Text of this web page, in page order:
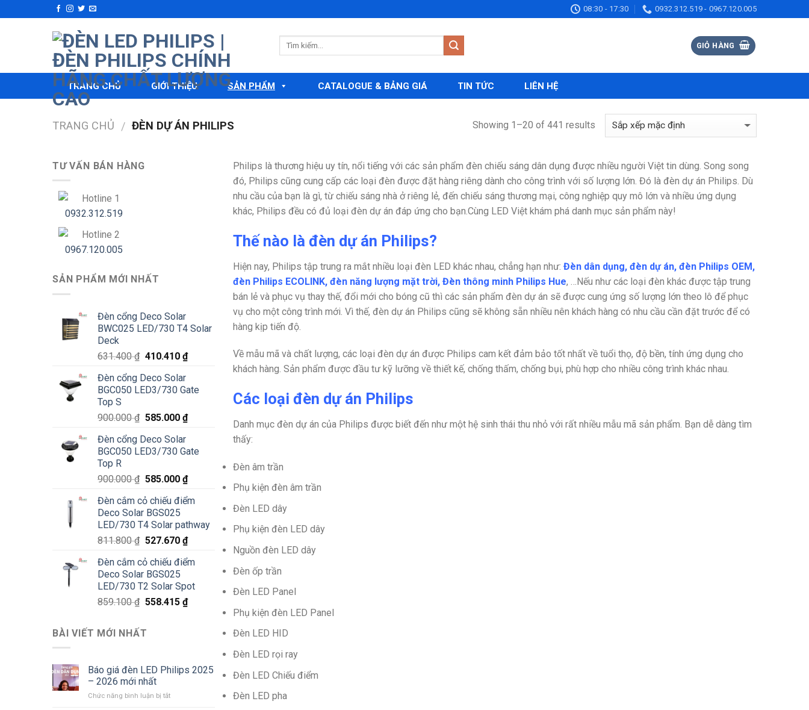
to
08:30 - 17:30 0932.312.519 - 0967.120.005
GIỎ HÀNG
TRANG CHỦ GIỚI THIỆU SẢN PHẨM CATALOGUE & BẢNG GIÁ TIN TỨC LIÊN HỆ
TRANG CHỦ / ĐÈN DỰ ÁN PHILIPS Showing 1–20 of 441 results
TƯ VẤN BÁN HÀNG
Hotline 1
0932.312.519
Hotline 2
0967.120.005
SẢN PHẨM MỚI NHẤT
Đèn cổng Deco Solar
BWC025 LED/730 T4 Solar
Deck
631.400₫ Giá
là:
631.400 ₫.
410.410 ₫Giá
là:
Đèn cổng Deco Solar
BGC050 LED3/730 Gate
Top S
900.000₫ Giá
là:
900.000 ₫.
585.000 ₫Giá
là:
585.000 ₫.
Đèn cổng Deco Solar
BGC050 LED3/730 Gate
Top R
900.000₫ Giá
là:
900.000 ₫.
585.000 ₫Giá
tại
585.000 ₫.
Đèn cắm cỏ chiếu điểm
Deco Solar BGS025
LED/730 T4 Solar pathway
811.800₫ Giá
là:
811.800 ₫.
527.670 ₫Giá
tại
527.670 ₫.
Đèn cắm cỏ chiếu điểm
Deco Solar BGS025
LED/730 T2 Solar Spot
859.100₫ Giá
859.100 ₫.
558.415 ₫Giá
558.415 ₫.
BÀI VIẾT MỚI NHẤT
Báo giá đèn LED Philips 2025
– 2026 mới nhất
Chức năng bình luận bị tắtở
Philips là thương hiệu uy tín, nổi tiếng với các sản phẩm đèn chiếu sáng dân dụng được nhiều người Việt tin dùng. Song song
đó, Philips cũng cung cấp các loại đèn được đặt hàng riêng dành cho công trình với số lượng lớn. Đó là đèn dự án Philips. Dù
nhu cầu của bạn là gì, từ chiếu sáng nhà ở riêng lẻ, đến chiếu sáng thương mại, công nghiệp quy mô lớn và nhiều ứng dụng
khác, Philips đều có đủ loại đèn dự án đáp ứng cho bạn.Cùng LED Việt khám phá danh mục sản phẩm này!
Thế nào là đèn dự án Philips?
Hiện nay, Philips tập trung ra mắt nhiều loại đèn LED khác nhau, chẳng hạn như: Đèn dân dụng, đèn dự án, đèn Philips OEM,
đèn Philips ECOLINK, đèn năng lượng mặt trời, Đèn thông minh Philips Hue, …Nếu như các loại đèn khác được tập trung
bán lẻ và phục vụ thay thế, đổi mới cho bóng cũ thì các sản phẩm đèn dự án sẽ được cung ứng số lượng lớn theo lô để phục
vụ cho một công trình mới. Vì thế, đèn dự án Philips cũng sẽ không sẵn nhiều nên khách hàng có nhu cầu cần đặt trước để có
hàng kịp tiến độ.
Về mẫu mã và chất lượng, các loại đèn dự án được Philips cam kết đảm bảo tốt nhất về tuổi thọ, độ bền, tính ứng dụng cho
khách hàng. Sản phẩm được đầu tư kỹ lưỡng về thiết kế, chống thấm, chống bụi, phù hợp cho nhiều công trình khác nhau.
Các loại đèn dự án Philips
Danh mục đèn dự án của Philips được biết đến như một hệ sinh thái thu nhỏ với rất nhiều mẫu mã sản phẩm. Bạn dễ dàng tìm
thấy:
Đèn âm trần
Phụ kiện đèn âm trần
Đèn LED dây
Phụ kiện đèn LED dây
Nguồn đèn LED dây
Đèn ốp trần
Đèn LED Panel
Phụ kiện đèn LED Panel
Đèn LED HID
Đèn LED rọi ray
Đèn LED Chiếu điểm
Đèn LED pha